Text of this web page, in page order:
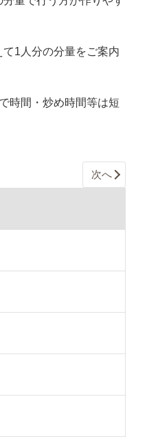
て1人分の分量をご案内
時間・炒め時間等は短
次へ